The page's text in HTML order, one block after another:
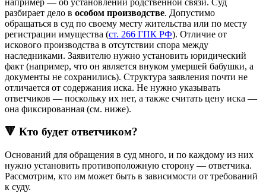
разбирает дело в особом производстве. Допустимо
обращаться в суд по своему месту жительства или по месту
регистрации имущества (ст. 266 ГПК РФ). Отличие от
искового производства в отсутствии спора между
наследниками. Заявителю нужно установить юридический
факт (например, что он является внуком умершей бабушки, а
документы не сохранились). Структура заявления почти не
отличается от содержания иска. Не нужно указывать
ответчиков — поскольку их нет, а также считать цену иска —
она фиксированная (см. ниже).
🔻 Кто будет ответчиком?
Оснований для обращения в суд много, и по каждому из них
нужно установить противоположную сторону — ответчика.
Рассмотрим, кто им может быть в зависимости от требований
к суду.